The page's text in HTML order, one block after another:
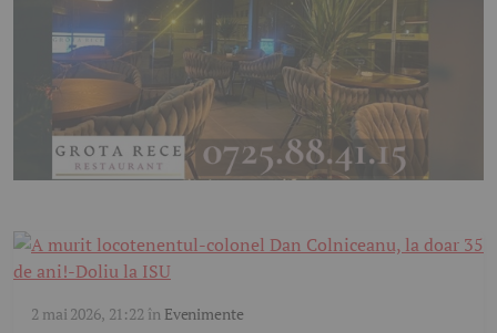
2 mai 2026, 21:22 în Evenimente